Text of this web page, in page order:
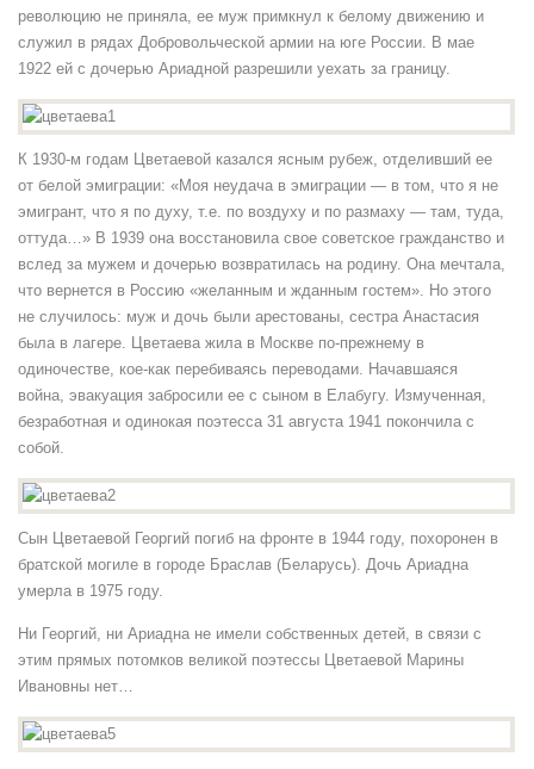
революцию не приняла, ее муж примкнул к белому движению и
служил в рядах Добровольческой армии на юге России. В мае
1922 ей с дочерью Ариадной разрешили уехать за границу.
К 1930-м годам Цветаевой казался ясным рубеж, отделивший ее
от белой эмиграции: «Моя неудача в эмиграции — в том, что я не
эмигрант, что я по духу, т.е. по воздуху и по размаху — там, туда,
оттуда…» В 1939 она восстановила свое советское гражданство и
вслед за мужем и дочерью возвратилась на родину. Она мечтала,
что вернется в Россию «желанным и жданным гостем». Но этого
не случилось: муж и дочь были арестованы, сестра Анастасия
была в лагере. Цветаева жила в Москве по-прежнему в
одиночестве, кое-как перебиваясь переводами. Начавшаяся
война, эвакуация забросили ее с сыном в Елабугу. Измученная,
безработная и одинокая поэтесса 31 августа 1941 покончила с
собой.
Сын Цветаевой Георгий погиб на фронте в 1944 году, похоронен в
братской могиле в городе Браслав (Беларусь). Дочь Ариадна
умерла в 1975 году.
Ни Георгий, ни Ариадна не имели собственных детей, в связи с
этим прямых потомков великой поэтессы Цветаевой Марины
Ивановны нет…